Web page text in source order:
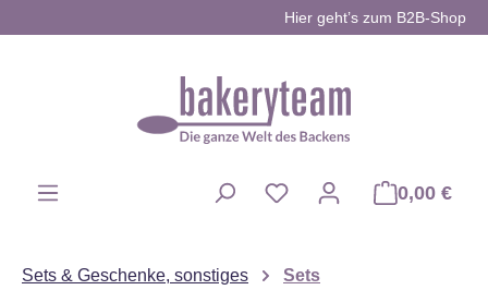
Hier geht’s zum B2B-Shop
0,00 €
Sets & Geschenke, sonstiges Sets